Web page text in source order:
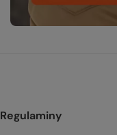
Regulaminy